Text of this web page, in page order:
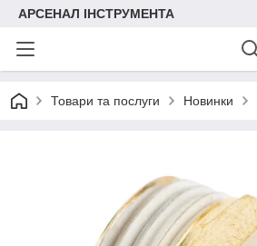
АРСЕНАЛ ІНСТРУМЕНТА
Товари та послуги Новинки